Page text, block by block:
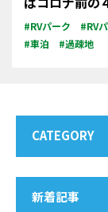
#RVパーク #RV
#車泊
#過疎地
CATEGORY
新着記事